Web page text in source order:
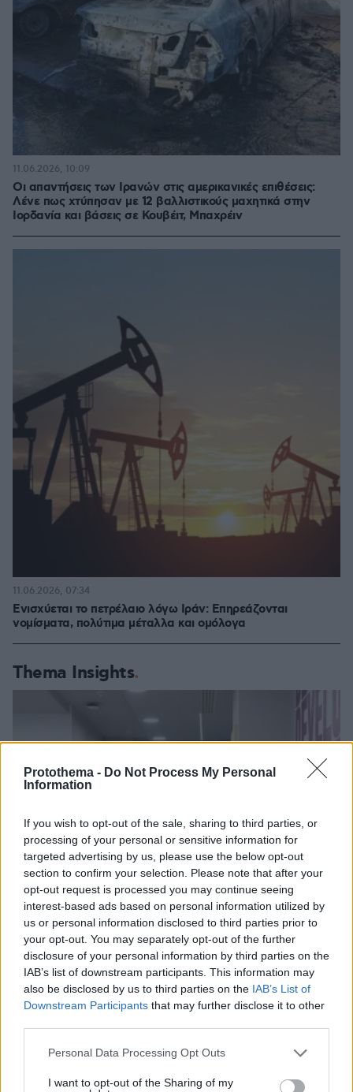
Protothema - Do Not Process My Personal
Information
If you wish to opt-out of the sale, sharing to third parties, or
processing of your personal or sensitive information for
targeted advertising by us, please use the below opt-out
section to confirm your selection. Please note that after your
opt-out request is processed you may continue seeing
interest-based ads based on personal information utilized by
us or personal information disclosed to third parties prior to
your opt-out. You may separately opt-out of the further
disclosure of your personal information by third parties on the
IAB’s list of downstream participants. This information may
also be disclosed by us to third parties on the IAB’s List of
Downstream Participants that may further disclose it to other
Please note that this website/app uses one or more Google
not limited to your visit or usage behaviour. You may click to
Personal Data Processing Opt Outs
I want to opt-out of the Sharing of my
Οι απαντήσεις των Ιρανών στις αμερικανικές επιθέσεις:
Λένε πως χτύπησαν με 12 βαλλιστικούς μαχητικά στην
Ιορδανία και βάσεις σε Κουβέιτ, Μπαχρέιν
11.06.2026, 10:09
Ενισχύεται το πετρέλαιο λόγω Ιράν: Επηρεάζονται
νομίσματα, πολύτιμα μέταλλα και ομόλογα
11.06.2026, 07:34
Thema Insights
Κάτι αλλάζει στον χάρτη της πανεπιστημιακής εκπαίδευσης
03.08.2026, 11:06